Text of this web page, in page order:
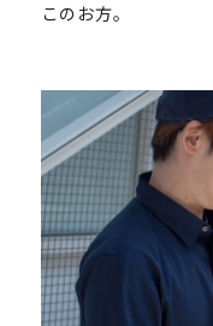
このお方。